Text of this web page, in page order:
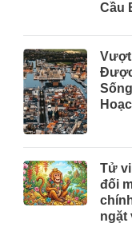
Cầu
Vượt
Tử
đối
ngặt